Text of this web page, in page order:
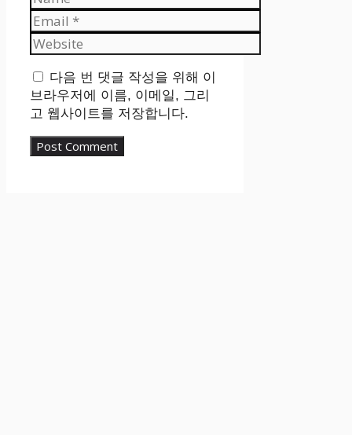
Email
Website
다음 번 댓글 작성을 위해 이
브라우저에 이름, 이메일, 그리
고 웹사이트를 저장합니다.